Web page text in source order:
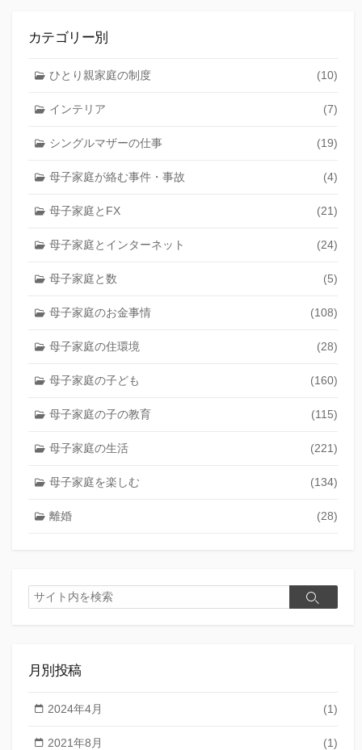
カテゴリー別
ひとり親家庭の制度 (10)
インテリア (7)
シングルマザーの仕事 (19)
母子家庭が絡む事件・事故 (4)
母子家庭とFX (21)
母子家庭とインターネット (24)
母子家庭と数 (5)
母子家庭のお金事情 (108)
母子家庭の住環境 (28)
母子家庭の子ども (160)
母子家庭の子の教育 (115)
母子家庭の生活 (221)
母子家庭を楽しむ (134)
離婚 (28)
検
索
検
月別投稿
2024年4月 (1)
2021年8月 (1)